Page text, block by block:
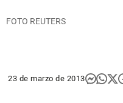
FOTO REUTERS
23 de marzo de 2013